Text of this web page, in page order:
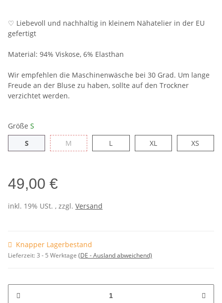
♡ Liebevoll und nachhaltig in kleinem Nähatelier in der EU
gefertigt
Material: 94% Viskose, 6% Elasthan
Wir empfehlen die Maschinenwäsche bei 30 Grad. Um lange
Freude an der Bluse zu haben, sollte auf den Trockner
verzichtet werden.
Größe S
SS M L XL XS
49,00 €
inkl. 19% USt. , zzgl. Versand
Knapper Lagerbestand
Lieferzeit:3 - 5 Werktage (DE - Ausland abweichend)